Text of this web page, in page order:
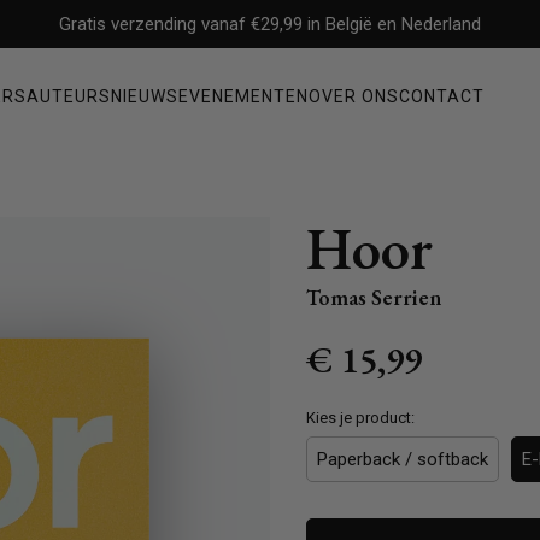
Gratis verzending vanaf €29,99 in België en Nederland
Gezondheid, persoonlijke ontwikkeling & psychologie
AUTEURS NIEUWS EVENEMENTEN OVER ONSCONTACT
Hoor
Tomas Serrien
Normale
prijs
€ 15,99
Kies je product:
Paperback / softback